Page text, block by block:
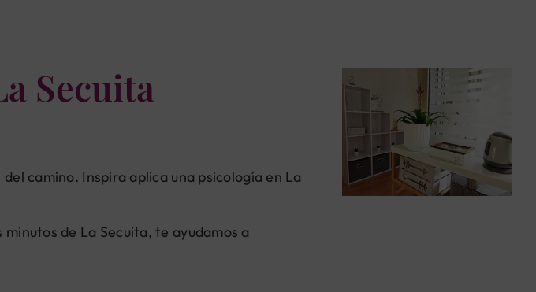
Secuita
camino. Inspira aplica una psicología en La
de La Secuita, te ayudamos a